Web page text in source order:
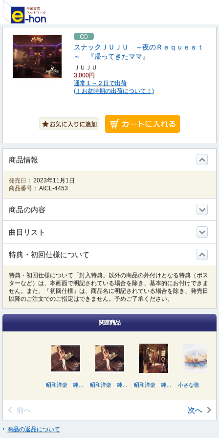
スナックＪＵＪＵ ～夜のＲｅｑｕｅｓｔ
～ 『帰ってきたママ』
ＪＵＪＵ
3,000円
通常１～２日で出荷
(！お盆時期の出荷について！)
商品情報
発売日： 2023年11月1日
商品番号： AICL-4453
商品の内容
曲目リスト
特典・初回仕様について
特典・初回仕様について「封入特典」以外の商品の外付けとなる特典（ポス
ターなど）は、本画面で明記されている場合を除き、基本的にお付けできま
せん。また、「初回仕様」は、商品名に明記されている場合を除き、発売日
以降のご注文でのご指定はできません。予めご了承ください。
関連商品
小さな歌
前へ 次へ
商品の返品について